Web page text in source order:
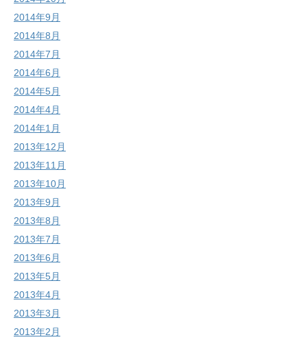
2014年9月
2014年8月
2014年7月
2014年6月
2014年5月
2014年4月
2014年1月
2013年12月
2013年11月
2013年10月
2013年9月
2013年8月
2013年7月
2013年6月
2013年5月
2013年4月
2013年3月
2013年2月